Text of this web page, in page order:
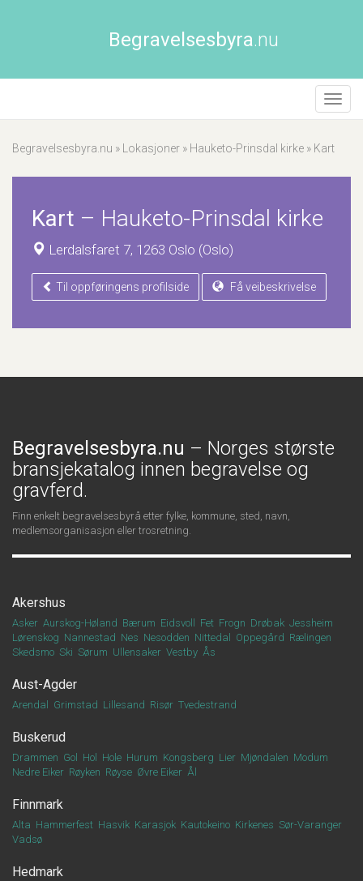
Begravelsesbyra.nu
Begravelsesbyra.nu » Lokasjoner » Hauketo-Prinsdal kirke » Kart
Kart – Hauketo-Prinsdal kirke
Lerdalsfaret 7, 1263 Oslo (Oslo)
Til oppføringens profilside Få veibeskrivelse
Begravelsesbyra.nu – Norges største
bransjekatalog innen begravelse og
gravferd.
Finn enkelt begravelsesbyrå etter fylke, kommune, sted, navn,
medlemsorganisasjon eller trosretning.
Akershus
Asker Aurskog-Høland Bærum Eidsvoll Fet Frogn Drøbak Jessheim
Lørenskog Nannestad Nes Nesodden Nittedal Oppegård Rælingen
Skedsmo Ski Sørum Ullensaker Vestby Ås
Aust-Agder
Arendal Grimstad Lillesand Risør Tvedestrand
Buskerud
Drammen Gol Hol Hole Hurum Kongsberg Lier Mjøndalen Modum
Nedre Eiker Røyken Røyse Øvre Eiker Ål
Finnmark
Alta Hammerfest Hasvik Karasjok Kautokeino Kirkenes Sør-Varanger
Vadsø
Hedmark